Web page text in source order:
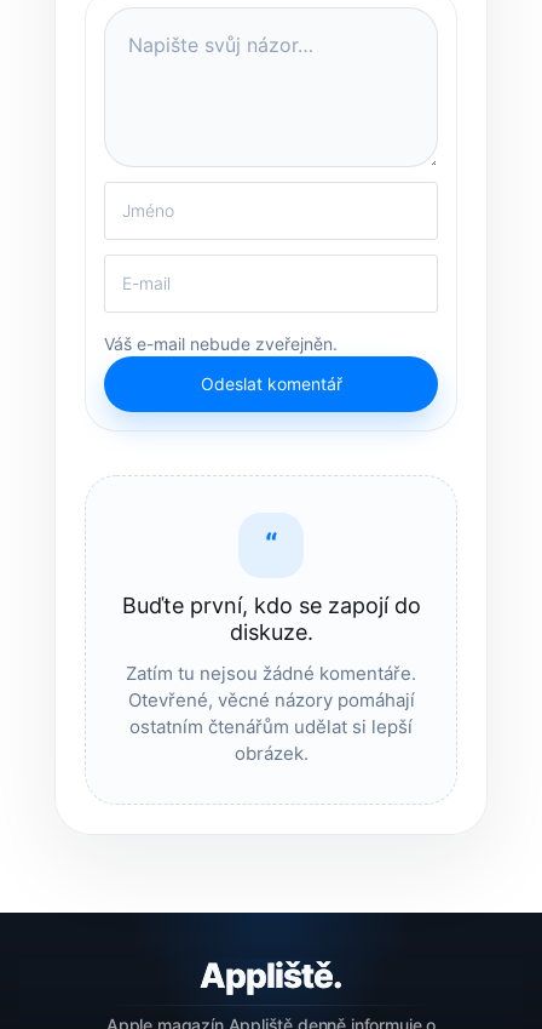
Váš e-mail nebude zveřejněn.
Odeslat komentář
“
Buďte první, kdo se zapojí do
diskuze.
Zatím tu nejsou žádné komentáře.
Otevřené, věcné názory pomáhají
ostatním čtenářům udělat si lepší
obrázek.
Apple magazín Appliště denně informuje o